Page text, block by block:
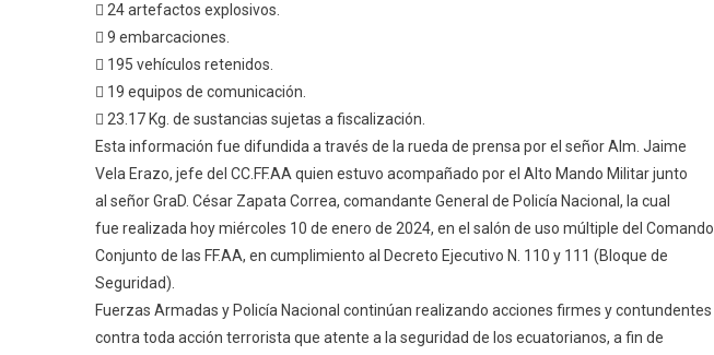
 24 artefactos explosivos.
 9 embarcaciones.
 195 vehículos retenidos.
 19 equipos de comunicación.
 23.17 Kg. de sustancias sujetas a fiscalización.
Esta información fue difundida a través de la rueda de prensa por el señor Alm. Jaime
Vela Erazo, jefe del CC.FF.AA quien estuvo acompañado por el Alto Mando Militar junto
al señor GraD. César Zapata Correa, comandante General de Policía Nacional, la cual
fue realizada hoy miércoles 10 de enero de 2024, en el salón de uso múltiple del Comando
Conjunto de las FF.AA, en cumplimiento al Decreto Ejecutivo N. 110 y 111 (Bloque de
Seguridad).
Fuerzas Armadas y Policía Nacional continúan realizando acciones firmes y contundentes
contra toda acción terrorista que atente a la seguridad de los ecuatorianos, a fin de